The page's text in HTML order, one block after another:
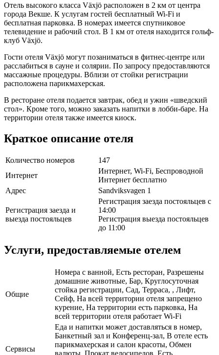
Отель высокого класса Växjö расположен в 2 км от центра
города Векше. К услугам гостей бесплатный Wi-Fi и
бесплатная парковка. В номерах имеется спутниковое
телевидение и рабочий стол. В 1 км от отеля находится гольф-
клуб Växjö.
Гости отеля Växjö могут позаниматься в фитнес-центре или
расслабиться в сауне и солярии. По запросу предоставляются
массажные процедуры. Вблизи от стойки регистрации
расположена парикмахерская.
В ресторане отеля подается завтрак, обед и ужин «шведский
стол». Кроме того, можно заказать напитки в лобби-баре. На
территории отеля также имеется киоск.
Краткое описание отеля
Количество номеров
147
Интернет
Интернет, Wi-Fi, Беспроводной
Интернет бесплатно
Адрес
Sandviksvagen 1
Регистрация заезда и
выезда постояльцев
Регистрация заезда постояльцев с
14:00
Регистрация выезда постояльцев
до 11:00
Услуги, предоставляемые отелем
Общие
Номера с ванной, Есть ресторан, Разрешены
домашние животные, Бар, Круглосуточная
стойка регистрации, Сад, Терраса, , Лифт,
Сейф, На всей территории отеля запрещено
курение, На территории есть парковка, На
всей территории отеля работает Wi-Fi
Сервисы
Еда и напитки может доставляться в номер,
Банкетный зал и Конференц-зал, В отеле есть
парикмахерская и салон красоты, Обмен